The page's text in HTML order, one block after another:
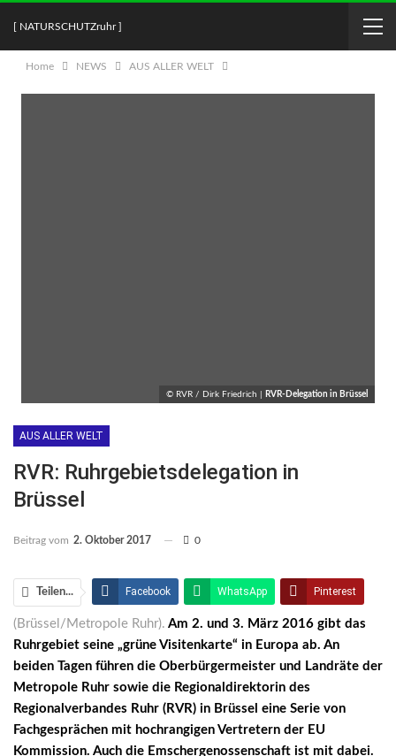
[ NATURSCHUTZruhr ]
Home NEWS AUS ALLER WELT
© RVR / Dirk Friedrich | RVR-Delegation in Brüssel
AUS ALLER WELT
RVR: Ruhrgebietsdelegation in
Brüssel
Beitrag vom 2. Oktober 2017 0
Teilen... Facebook WhatsApp Pinterest
Email Linkedin Telegram
Facebook Messenger
(Brüssel/Metropole Ruhr). Am 2. und 3. März 2016 gibt das
Ruhrgebiet seine „grüne Visitenkarte“ in Europa ab. An
beiden Tagen führen die Oberbürgermeister und Landräte der
Metropole Ruhr sowie die Regionaldirektorin des
Regionalverbandes Ruhr (RVR) in Brüssel eine Serie von
Fachgesprächen mit hochrangigen Vertretern der EU
Kommission. Auch die Emschergenossenschaft ist mit dabei.